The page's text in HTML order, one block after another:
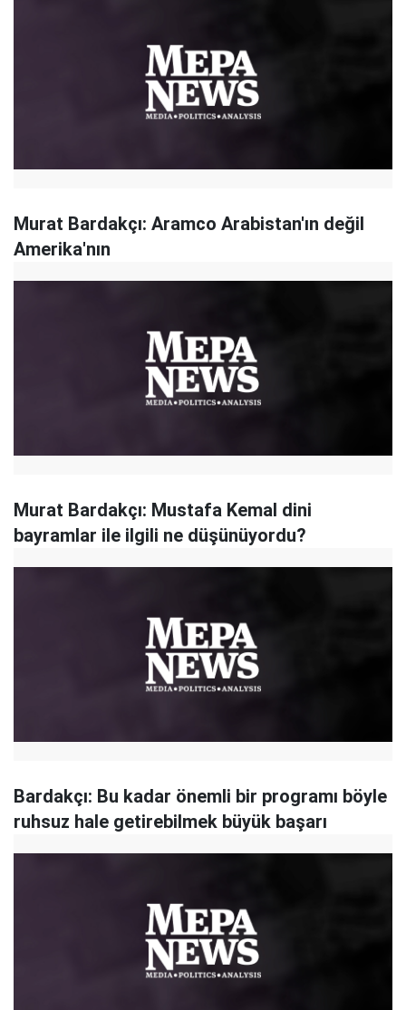
Murat Bardakçı: Aramco Arabistan'ın değil
Amerika'nın
Murat Bardakçı: Mustafa Kemal dini
bayramlar ile ilgili ne düşünüyordu?
Bardakçı: Bu kadar önemli bir programı böyle
ruhsuz hale getirebilmek büyük başarı